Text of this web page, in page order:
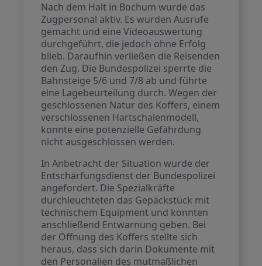
Nach dem Halt in Bochum wurde das
Zugpersonal aktiv. Es wurden Ausrufe
gemacht und eine Videoauswertung
durchgeführt, die jedoch ohne Erfolg
blieb. Daraufhin verließen die Reisenden
den Zug. Die Bundespolizei sperrte die
Bahnsteige 5/6 und 7/8 ab und führte
eine Lagebeurteilung durch. Wegen der
geschlossenen Natur des Koffers, einem
verschlossenen Hartschalenmodell,
konnte eine potenzielle Gefährdung
nicht ausgeschlossen werden.
In Anbetracht der Situation wurde der
Entschärfungsdienst der Bundespolizei
angefordert. Die Spezialkräfte
durchleuchteten das Gepäckstück mit
technischem Equipment und konnten
anschließend Entwarnung geben. Bei
der Öffnung des Koffers stellte sich
heraus, dass sich darin Dokumente mit
den Personalien des mutmaßlichen